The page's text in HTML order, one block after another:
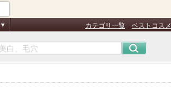
カテゴリ一覧 ベストコスメ